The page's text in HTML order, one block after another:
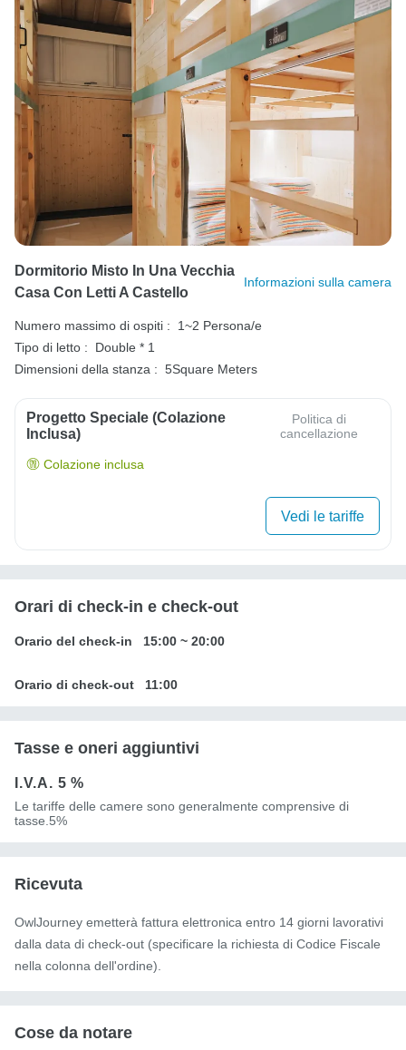
Dormitorio Misto In Una Vecchia
Casa Con Letti A Castello
Informazioni sulla camera
Numero massimo di ospiti :
1~2 Persona/e
Tipo di letto :
Double * 1
Dimensioni della stanza : 5Square Meters
Progetto Speciale (colazione
Inclusa)
Politica di
cancellazione
Colazione inclusa
Vedi le tariffe
Orari di check-in e check-out
Orario del check-in 15:00 ~ 20:00
Orario di check-out 11:00
Tasse e oneri aggiuntivi
I.V.A. 5 %
Le tariffe delle camere sono generalmente comprensive di
tasse.5%
Ricevuta
OwlJourney emetterà fattura elettronica entro 14 giorni lavorativi
dalla data di check-out (specificare la richiesta di Codice Fiscale
nella colonna dell'ordine).
Cose da notare